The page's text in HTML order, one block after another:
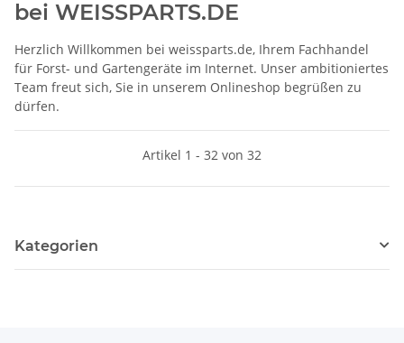
bei WEISSPARTS.DE
Herzlich Willkommen bei weissparts.de, Ihrem Fachhandel
für Forst- und Gartengeräte im Internet. Unser ambitioniertes
Team freut sich, Sie in unserem Onlineshop begrüßen zu
dürfen.
Artikel 1 - 32 von 32
Kategorien